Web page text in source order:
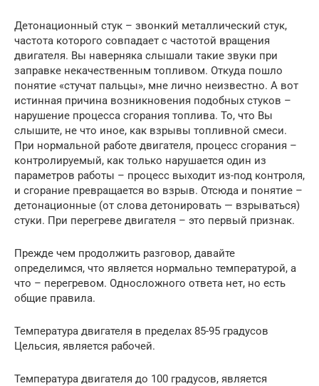
Детонационный стук – звонкий металлический стук,
частота которого совпадает с частотой вращения
двигателя. Вы наверняка слышали такие звуки при
заправке некачественным топливом. Откуда пошло
понятие «стучат пальцы», мне лично неизвестно. А вот
истинная причина возникновения подобных стуков –
нарушение процесса сгорания топлива. То, что Вы
слышите, не что иное, как взрывы топливной смеси.
При нормальной работе двигателя, процесс сгорания –
контролируемый, как только нарушается один из
параметров работы – процесс выходит из-под контроля,
и сгорание превращается во взрыв. Отсюда и понятие –
детонационные (от слова детонировать — взрываться)
стуки. При перегреве двигателя – это первый признак.
Прежде чем продолжить разговор, давайте
определимся, что является нормально температурой, а
что – перегревом. Односложного ответа нет, но есть
общие правила.
Температура двигателя в пределах 85-95 градусов
Цельсия, является рабочей.
Температура двигателя до 100 градусов, является